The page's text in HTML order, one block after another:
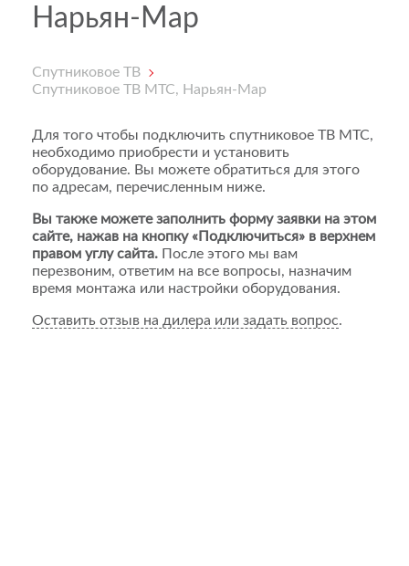
Нарьян-Мар
Спутниковое ТВ
Спутниковое ТВ МТС, Нарьян-Мар
Для того чтобы подключить спутниковое ТВ МТС,
необходимо приобрести и установить
оборудование. Вы можете обратиться для этого
по адресам, перечисленным ниже.
Вы также можете заполнить форму заявки на этом
сайте, нажав на кнопку «Подключиться» в верхнем
правом углу сайта. После этого мы вам
перезвоним, ответим на все вопросы, назначим
время монтажа или настройки оборудования.
Оставить отзыв на дилера или задать вопрос.